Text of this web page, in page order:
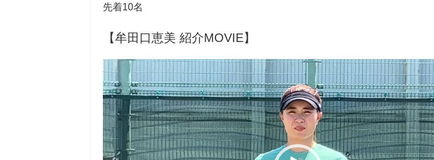
先着10名
【牟田口恵美 紹介MOVIE】
画
プ
レ
ー
ヤ